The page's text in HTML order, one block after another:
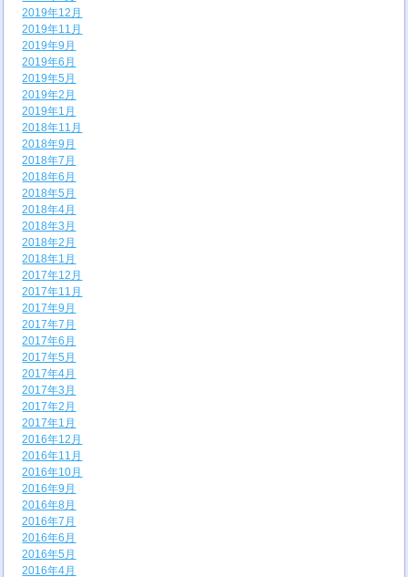
2019年12月
2019年11月
2019年9月
2019年6月
2019年5月
2019年2月
2019年1月
2018年11月
2018年9月
2018年7月
2018年6月
2018年5月
2018年4月
2018年3月
2018年2月
2018年1月
2017年12月
2017年11月
2017年9月
2017年7月
2017年6月
2017年5月
2017年4月
2017年3月
2017年2月
2017年1月
2016年12月
2016年11月
2016年10月
2016年9月
2016年8月
2016年7月
2016年6月
2016年5月
2016年4月